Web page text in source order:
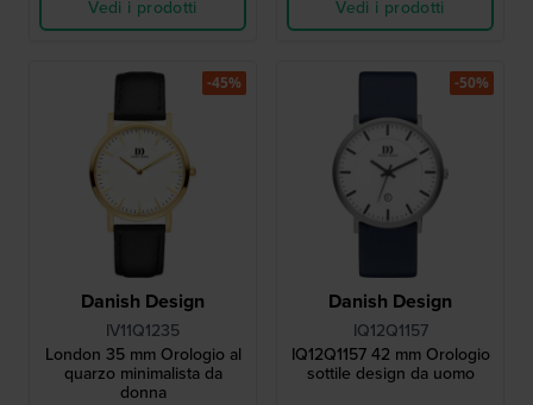
Vedi i prodotti
Vedi i prodotti
Danish Design
IV11Q1235
London 35 mm Orologio al
quarzo minimalista da
donna
-45%
Danish Design
IQ12Q1157
IQ12Q1157 42 mm Orologio
sottile design da uomo
-50%